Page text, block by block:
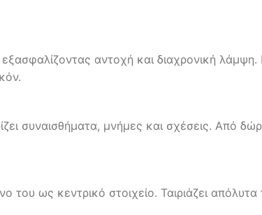
αντοχή και διαχρονική
συναισθήματα, μνήμες και σχέσεις. Από
του ως κεντρικό στοιχείο. Ταιριάζει